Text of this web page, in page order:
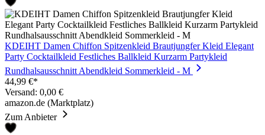
KDEIHT Damen Chiffon Spitzenkleid Brautjungfer Kleid Elegant
Party Cocktailkleid Festliches Ballkleid Kurzarm Partykleid
Rundhalsausschnitt Abendkleid Sommerkleid - M
44,99 €*
Versand: 0,00 €
amazon.de (Marktplatz)
Zum Anbieter